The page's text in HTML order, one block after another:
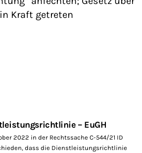
Kraft getreten
– EuGH
2022 in der Rechtssache C-544/21 ID
dass die Dienstleistungsrichtlinie